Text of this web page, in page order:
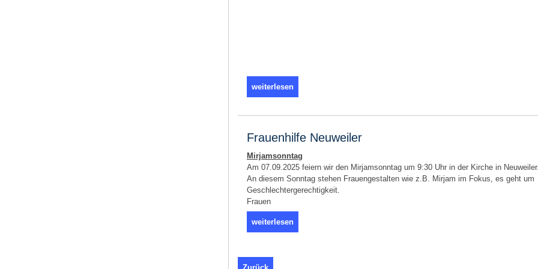
weiterlesen
Frauenhilfe Neuweiler
Mirjamsonntag
Am 07.09.2025 feiern wir den Mirjamsonntag um 9:30 Uhr in der Kirche in
An diesem Sonntag stehen Frauengestalten wie z.B. Mirjam im Fokus, es geht um
Geschlechtergerechtigkeit.
Frauen
weiterlesen
Zurück